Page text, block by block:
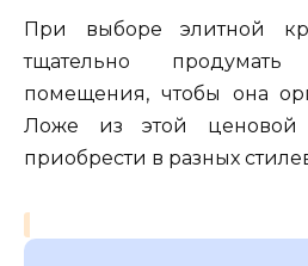
При выборе элитной
тщательно
помещения, чтобы она
Ложе из этой ценовой
приобрести в разных